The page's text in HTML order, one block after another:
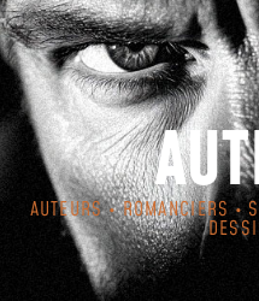
AUTEURS • ROMANCIERS •